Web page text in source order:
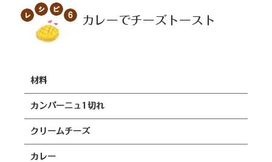
カレーでチーズトースト
材料
カンパーニュ1切れ
クリームチーズ
カレー